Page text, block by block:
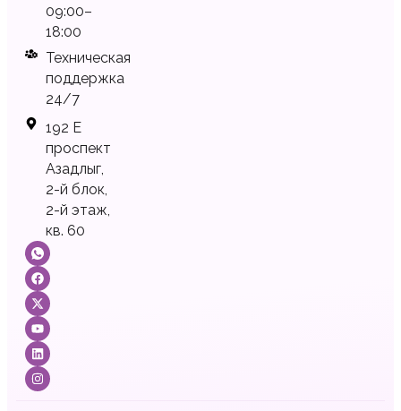
09:00–
18:00
Техническая
поддержка
24/7
192 Е
проспект
Азадлыг,
2-й блок,
2-й этаж,
кв. 60